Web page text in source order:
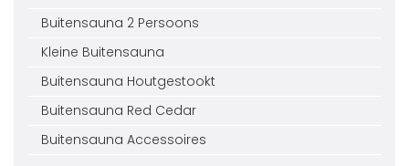
Buitensauna 2 Persoons
Kleine Buitensauna
Buitensauna Houtgestookt
Buitensauna Red Cedar
Buitensauna Accessoires